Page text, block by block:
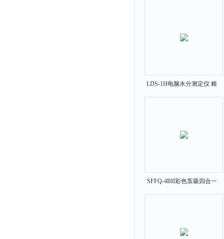
LDS-1H电脑水分测定仪 粮
食水分仪
SFFQ-4BII彩色泵吸四合一
气体检测仪